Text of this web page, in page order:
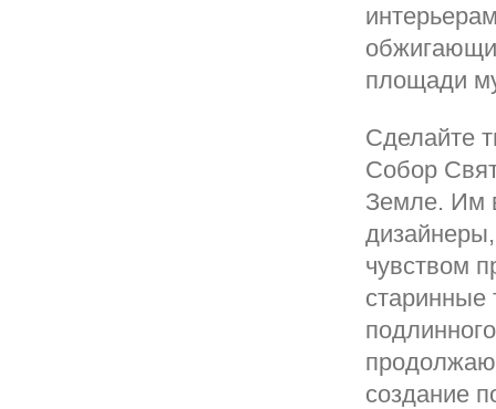
площади
Сделайте
Собор
Земле. Им
чувством
старинные
создание